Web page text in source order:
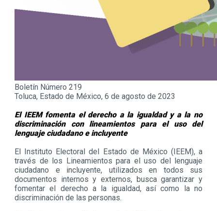
Boletín Número 219
Toluca, Estado de México, 6 de agosto de 2023
El IEEM fomenta el derecho a la igualdad y a la no
discriminación con lineamientos para el uso del
lenguaje ciudadano e incluyente
El Instituto Electoral del Estado de México (IEEM), a
través de los Lineamientos para el uso del lenguaje
ciudadano e incluyente, utilizados en todos sus
documentos internos y externos, busca garantizar y
fomentar el derecho a la igualdad, así como la no
discriminación de las personas.